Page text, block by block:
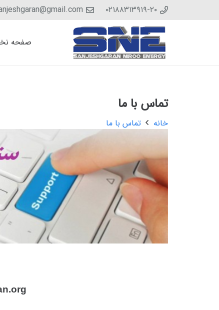
۰۲۱۸۸۳۱۳۹۱۹-۲۰
صفحه
تماس با ما
خانه تماس با ما